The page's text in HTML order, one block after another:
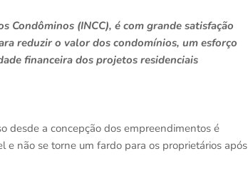
Condôminos (INCC), é com grande satisfação
reduzir o valor dos condomínios, um esforço
financeira dos projetos residenciais
desde a concepção dos empreendimentos é
e não se torne um fardo para os proprietários após